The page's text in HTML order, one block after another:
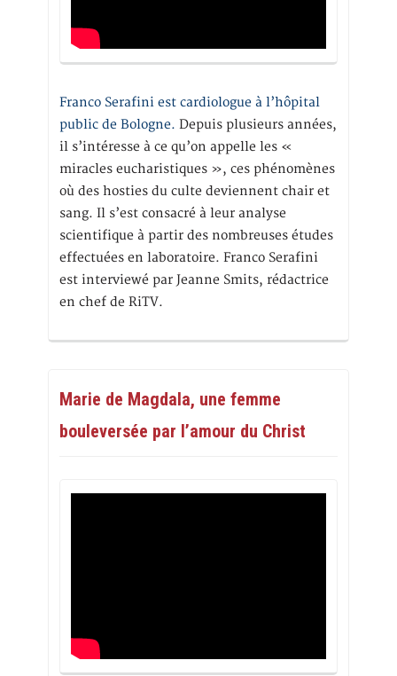
Franco Serafini est cardiologue à l’hôpital
public de Bologne. Depuis plusieurs années,
il s’intéresse à ce qu’on appelle les «
miracles eucharistiques », ces phénomènes
où des hosties du culte deviennent chair et
sang. Il s’est consacré à leur analyse
scientifique à partir des nombreuses études
effectuées en laboratoire. Franco Serafini
est interviewé par Jeanne Smits, rédactrice
en chef de RiTV.
Marie de Magdala, une femme
bouleversée par l’amour du Christ